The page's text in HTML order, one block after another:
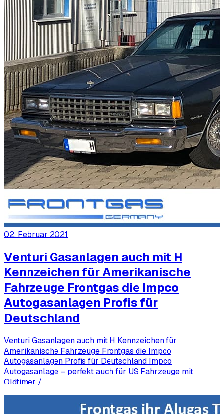
02. Februar 2021
Venturi Gasanlagen auch mit H
Kennzeichen für Amerikanische
Fahrzeuge Frontgas die Impco
Autogasanlagen Profis für
Deutschland
Venturi Gasanlagen auch mit H Kennzeichen für
Amerikanische Fahrzeuge Frontgas die Impco
Autogasanlagen Profis für Deutschland Impco
Autogasanlage – perfekt auch für US Fahrzeuge mit
Oldtimer / …